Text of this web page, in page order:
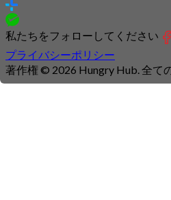
私たちをフォローしてください
プライバシーポリシー
著作権 © 2026 Hungry Hub. 全て
Connection